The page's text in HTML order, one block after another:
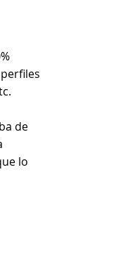
de
lo